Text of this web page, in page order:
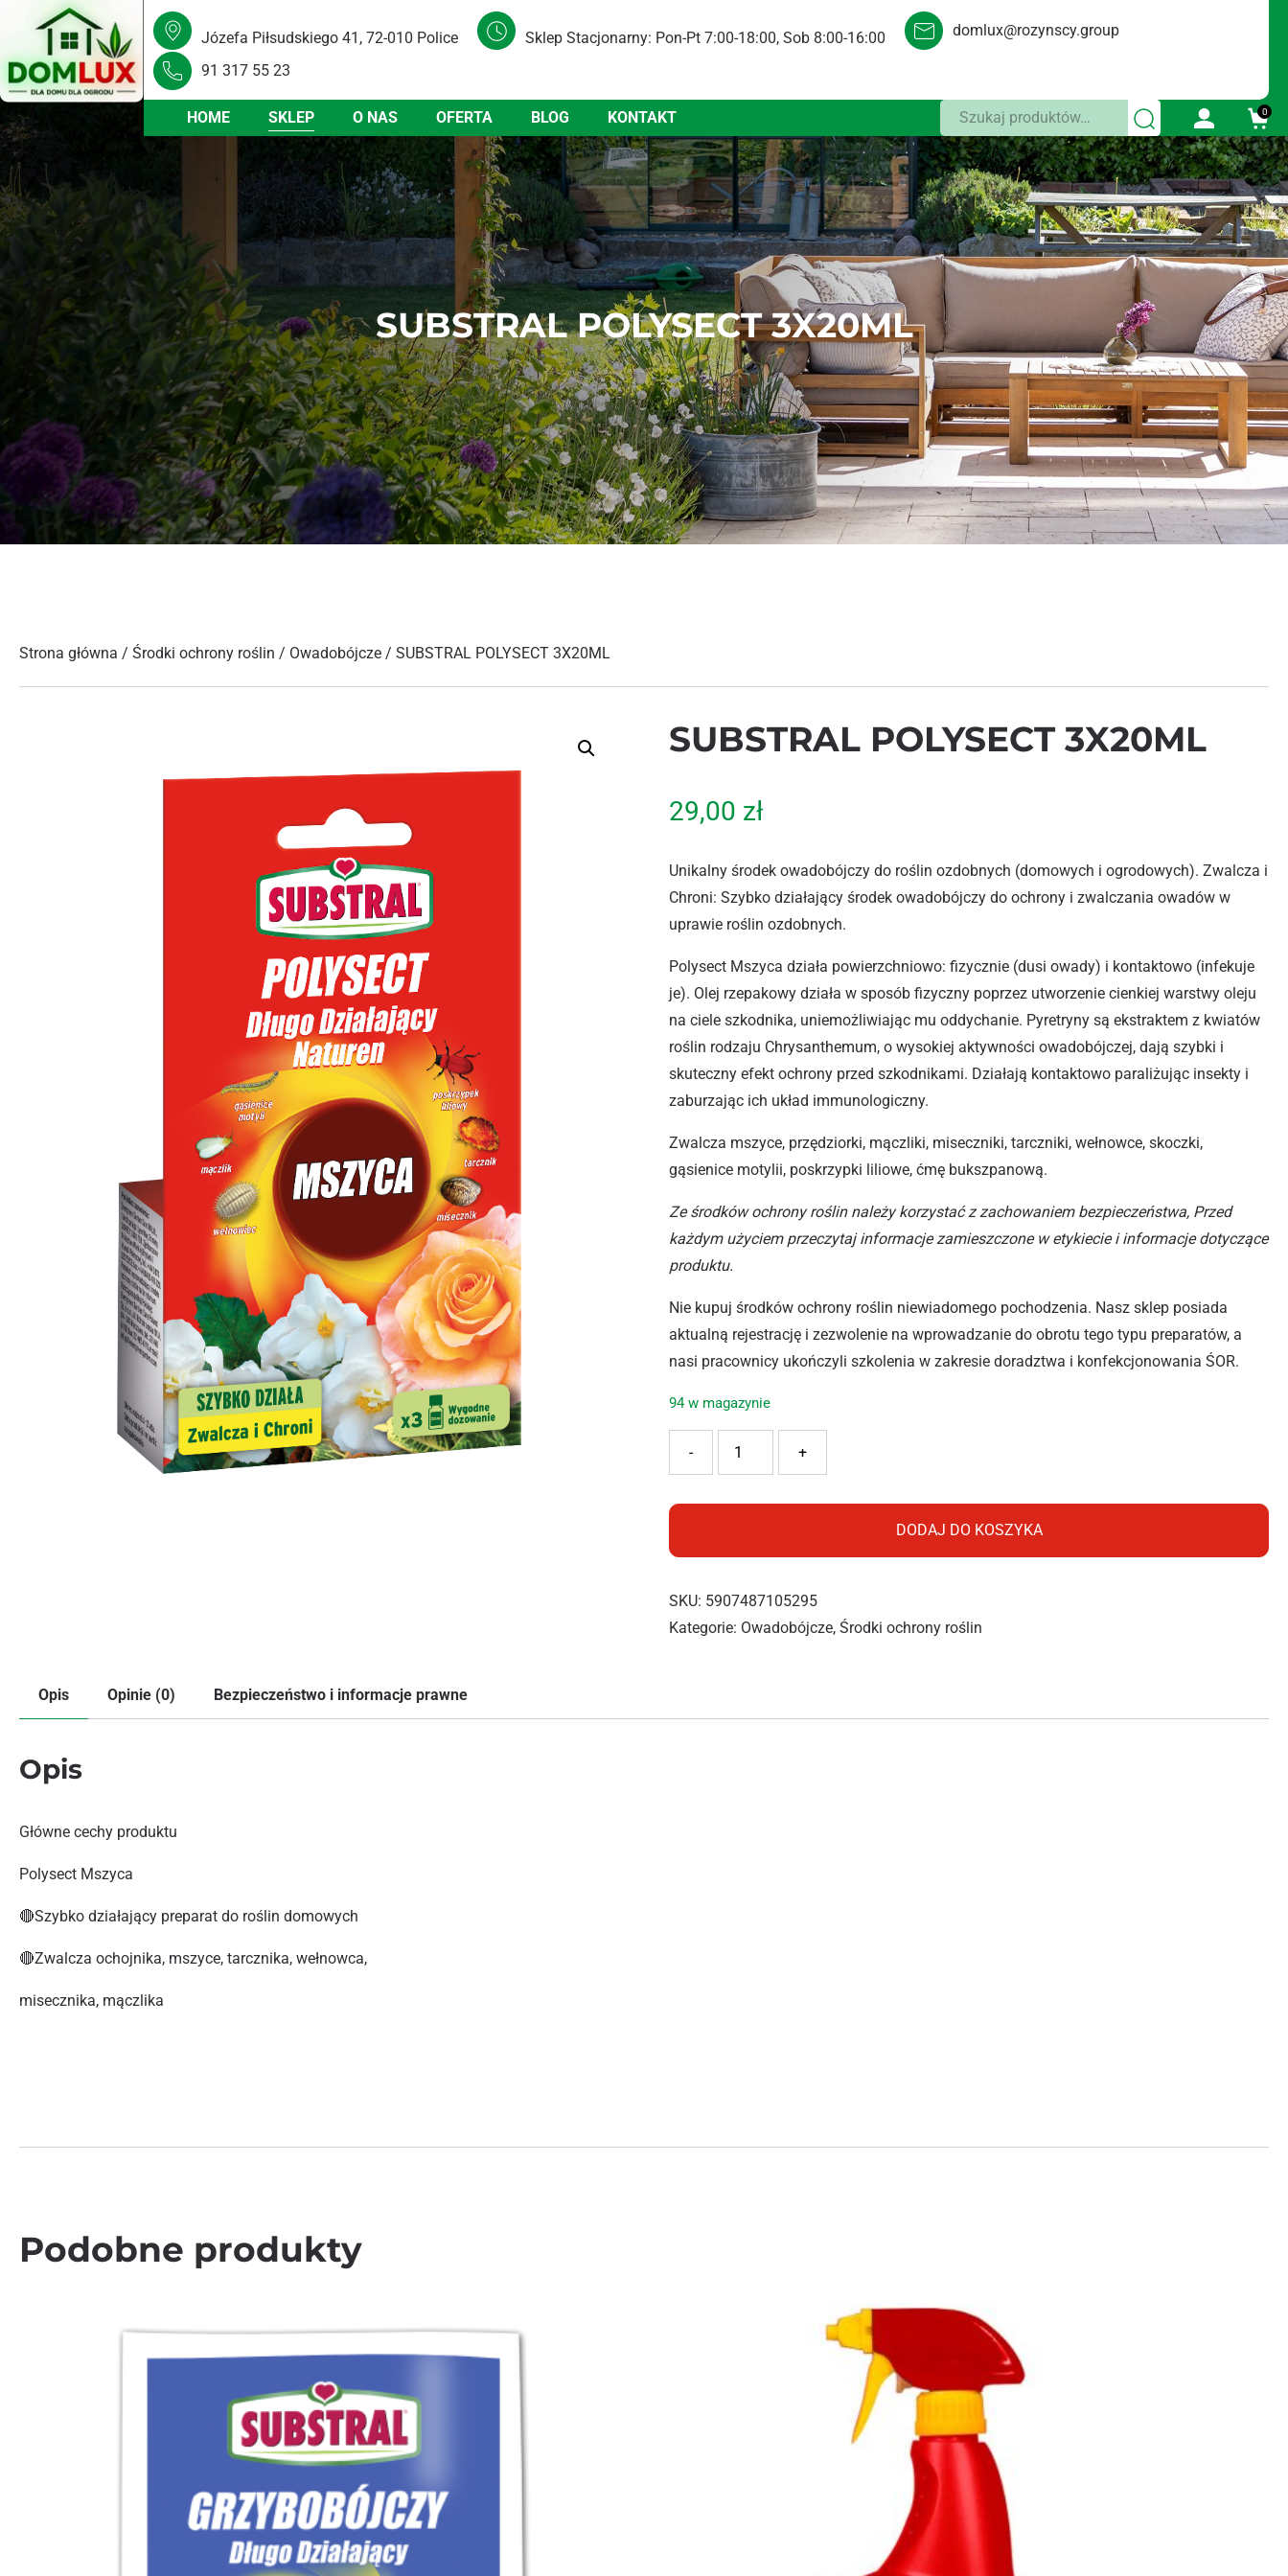
Józefa Piłsudskiego 41, 72-010 Police Sklep Stacjonarny: Pon-Pt 7:00-18:00, Sob 8:00-16:00 domlux@rozynscy.group
91 317 55 23
HOME SKLEP O NAS OFERTA BLOG KONTAKT Szukaj: 0
SUBSTRAL POLYSECT 3X20ML
Strona główna / Środki ochrony roślin / Owadobójcze / SUBSTRAL POLYSECT 3X20ML
SUBSTRAL POLYSECT 3X20ML
29,00 zł
Unikalny środek owadobójczy do roślin ozdobnych (domowych i ogrodowych). Zwalcza i
Chroni: Szybko działający środek owadobójczy do ochrony i zwalczania owadów w
uprawie roślin ozdobnych.
Polysect Mszyca działa powierzchniowo: fizycznie (dusi owady) i kontaktowo (infekuje
je). Olej rzepakowy działa w sposób fizyczny poprzez utworzenie cienkiej warstwy oleju
na ciele szkodnika, uniemożliwiając mu oddychanie. Pyretryny są ekstraktem z kwiatów
roślin rodzaju Chrysanthemum, o wysokiej aktywności owadobójczej, dają szybki i
skuteczny efekt ochrony przed szkodnikami. Działają kontaktowo paraliżując insekty i
zaburzając ich układ immunologiczny.
Zwalcza mszyce, przędziorki, mączliki, miseczniki, tarczniki, wełnowce, skoczki,
gąsienice motylii, poskrzypki liliowe, ćmę bukszpanową.
Ze środków ochrony roślin należy korzystać z zachowaniem bezpieczeństwa, Przed
każdym użyciem przeczytaj informacje zamieszczone w etykiecie i informacje dotyczące
produktu.
Nie kupuj środków ochrony roślin niewiadomego pochodzenia. Nasz sklep posiada
aktualną rejestrację i zezwolenie na wprowadzanie do obrotu tego typu preparatów, a
nasi pracownicy ukończyli szkolenia w zakresie doradztwa i konfekcjonowania ŚOR.
94 w magazynie
ilość SUBSTRAL POLYSECT 3X20ML
+
-
DODAJ DO KOSZYKA
SKU: 5907487105295
Kategorie: Owadobójcze,Środki ochrony roślin
Opis Opinie (0) Bezpieczeństwo i informacje prawne
Opis
Główne cechy produktu
Polysect Mszyca
🔴Szybko działający preparat do roślin domowych
🔴Zwalcza ochojnika, mszyce, tarcznika, wełnowca,
misecznika, mączlika
Podobne produkty